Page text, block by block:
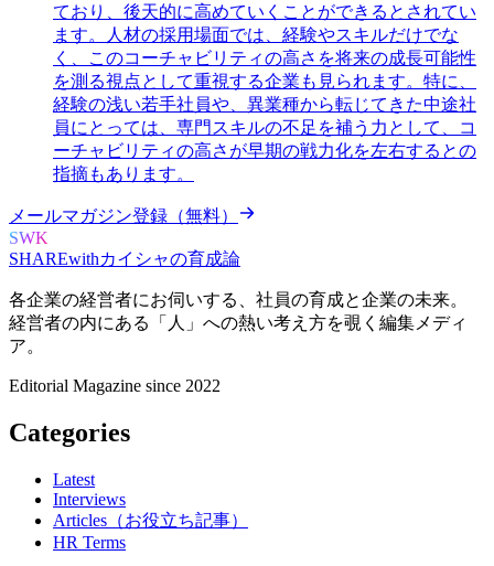
ており、後天的に高めていくことができるとされてい
ます。人材の採用場面では、経験やスキルだけでな
く、このコーチャビリティの高さを将来の成長可能性
を測る視点として重視する企業も見られます。特に、
経験の浅い若手社員や、異業種から転じてきた中途社
員にとっては、専門スキルの不足を補う力として、コ
ーチャビリティの高さが早期の戦力化を左右するとの
指摘もあります。
メールマガジン登録（無料）
SWK
SHAREwithカイシャの育成論
各企業の経営者にお伺いする、 社員の育成と企業の未来。
経営者の内にある
「人」への熱い考え方を覗く 編集メディ
ア。
Editorial Magazine since 2022
Categories
Latest
Interviews
Articles（お役立ち記事）
HR Terms